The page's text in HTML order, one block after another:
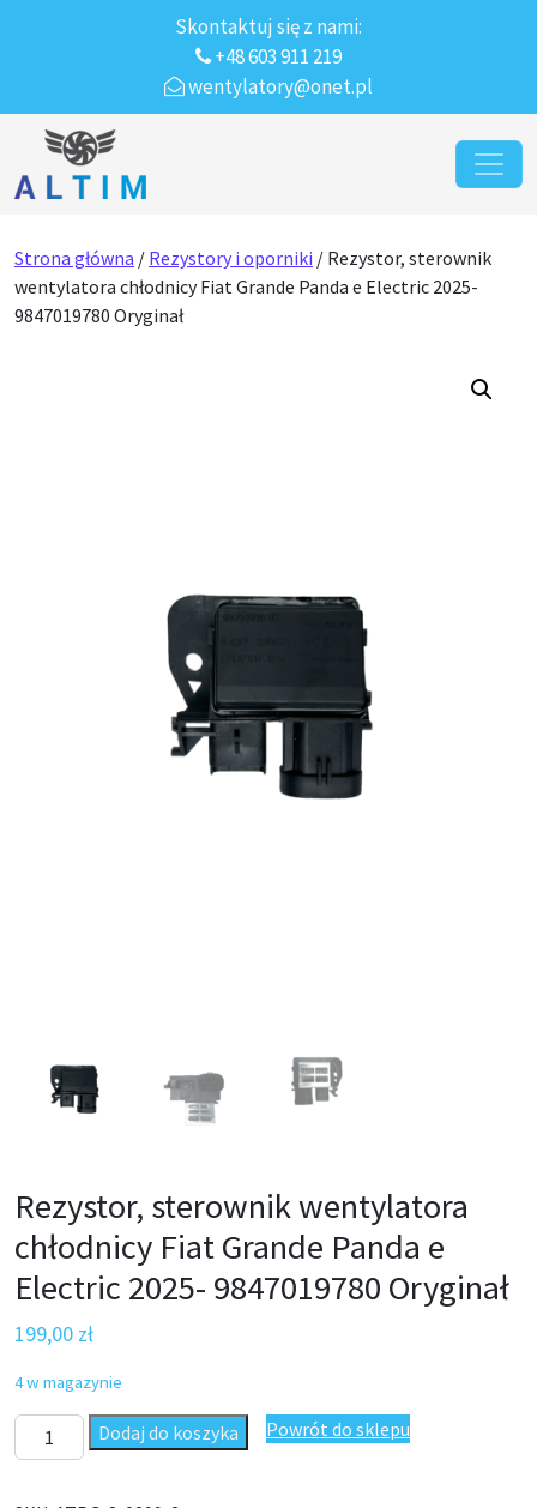
Skontaktuj się z nami:
+48 603 911 219
wentylatory@onet.pl
Przejdź do treści
Main Navigation
Strona główna / Rezystory i oporniki / Rezystor, sterownik
wentylatora chłodnicy Fiat Grande Panda e Electric 2025-
9847019780 Oryginał
Rezystor, sterownik wentylatora
chłodnicy Fiat Grande Panda e
Electric 2025- 9847019780 Oryginał
199,00 zł
4 w magazynie
ilość Rezystor, sterownik wentylatora chłodnicy Fiat Grande
Dodaj do koszyka Powrót do sklepu